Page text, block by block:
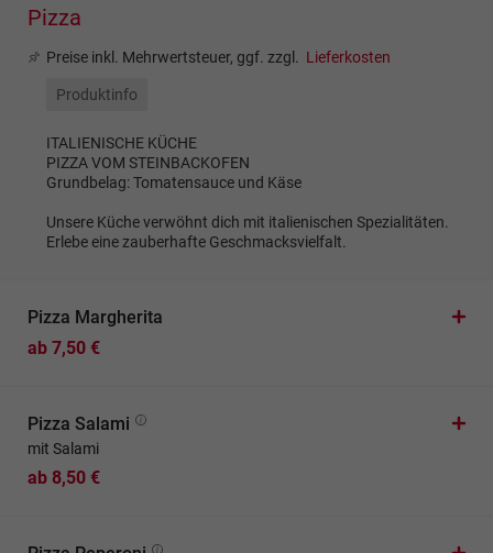
Pizza
Preise inkl. Mehrwertsteuer, ggf. zzgl. Lieferkosten
Produktinfo
ITALIENISCHE KÜCHE
PIZZA VOM STEINBACKOFEN
Grundbelag: Tomatensauce und Käse
Unsere Küche verwöhnt dich mit italienischen Spezialitäten.
Erlebe eine zauberhafte Geschmacksvielfalt.
Pizza Margherita
ab 7,50 €
Pizza Salami
mit Salami
ab 8,50 €